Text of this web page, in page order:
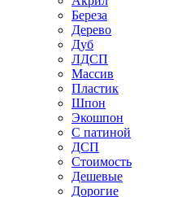
Береза
Дерево
Дуб
ЛДСП
Массив
Пластик
Шпон
Экошпон
С патиной
ДСП
Стоимость
Дешевые
Дорогие